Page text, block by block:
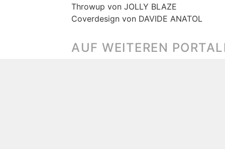
Throwup von JOLLY BLAZE
Coverdesign von DAVIDE ANATOL
AUF WEITEREN